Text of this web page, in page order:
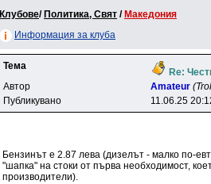
Клубове/ Политика, Свят / Македония
Информация за клуба
Тема
Re:
Автор
Amateur
Публикувано
11.06.25
Бензинът е 2.87 лева (дизелът - малко по-
"шапка" на стоки от първа необходимост,
производители).